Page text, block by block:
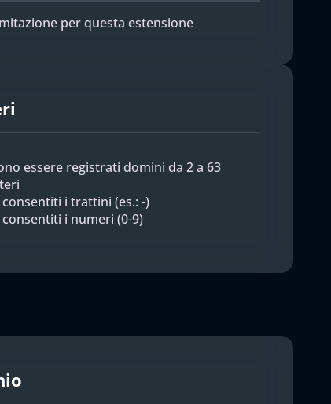
per questa estensione
essere registrati domini da 2 a 63
i trattini (es.: -)
i numeri (0-9)